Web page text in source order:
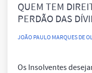
QUEM TEM
PERDÃO DAS
JOÃO PAULO MARQUES DE
Os Insolventes